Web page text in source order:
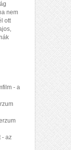
nem
ott
- a
- az